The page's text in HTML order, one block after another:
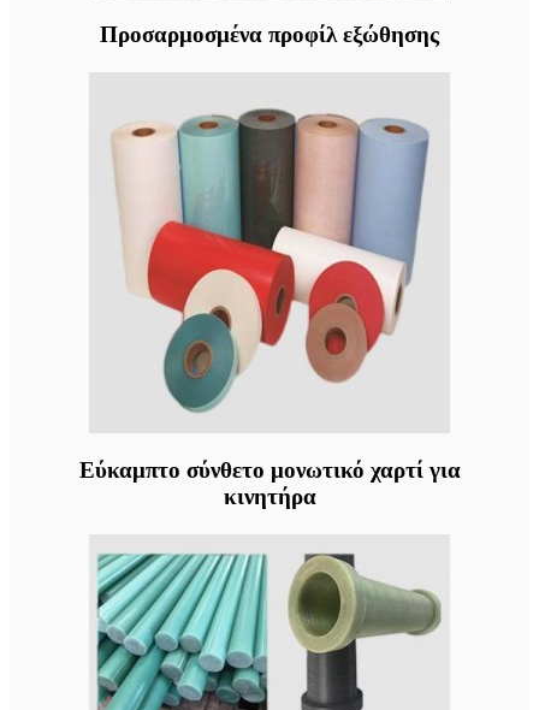
Προσαρμοσμένα προφίλ εξώθησης
Εύκαμπτο σύνθετο μονωτικό χαρτί για
κινητήρα